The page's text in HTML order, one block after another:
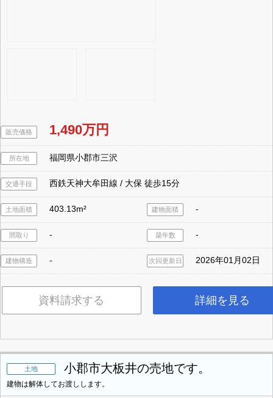
販売価格 1,490万円
所在地 福岡県小郡市三沢
交通手段 西鉄天神大牟田線 / 大保 徒歩15分
土地面積 403.13m² 建物面積 -
間取り - 築年数 -
建物構造 - 次回更新日 2026年01月02日
資料請求する 詳細を見る
土地 小郡市大板井の売地です。
建物は解体してお渡しします。